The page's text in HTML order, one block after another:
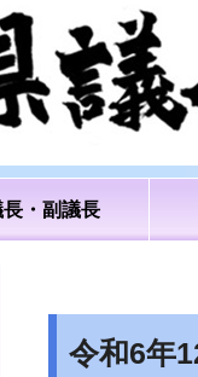
長・副議長
令和6年